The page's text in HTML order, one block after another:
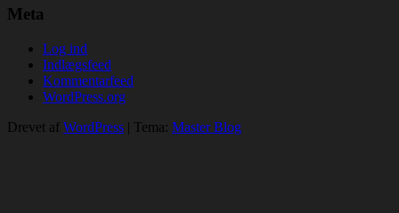
Meta
Log ind
Indlægsfeed
Kommentarfeed
WordPress.org
Drevet af WordPress | Tema: Master Blog